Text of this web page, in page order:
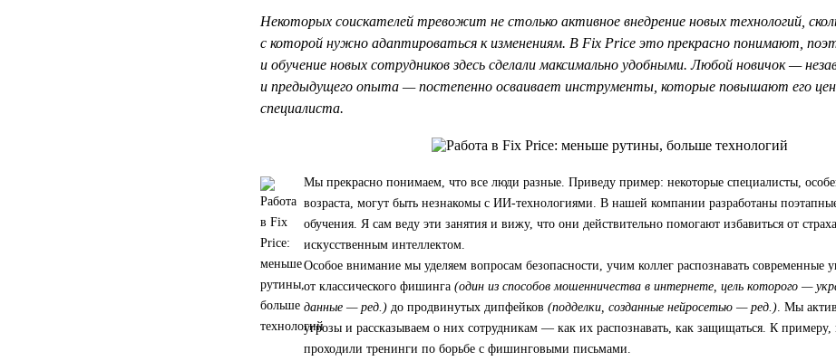
Некоторых соискателей тревожит не столько активное внедрение новых технологий,
с которой нужно адаптироваться к изменениям. В Fix Price это прекрасно понимают,
и обучение новых сотрудников здесь сделали максимально удобными. Любой новичок —
и предыдущего опыта — постепенно осваивает инструменты, которые повышают его
специалиста.
Мы прекрасно понимаем, что все люди разные. Приведу пример: некоторые специалисты,
возраста, могут быть незнакомы с ИИ-технологиями. В нашей компании разработаны
обучения. Я сам веду эти занятия и вижу, что они действительно помогают избавиться от
искусственным интеллектом.
Особое внимание мы уделяем вопросам безопасности, учим коллег распознавать современные
от классического фишинга (один из способов мошенничества в интернете, цель которого —
данные — ред.) до продвинутых дипфейков (подделки, созданные нейросетью — ред.) . Мы
угрозы и рассказываем о них сотрудникам — как их распознавать, как защищаться. К примеру,
проходили тренинги по борьбе с фишинговыми письмами.